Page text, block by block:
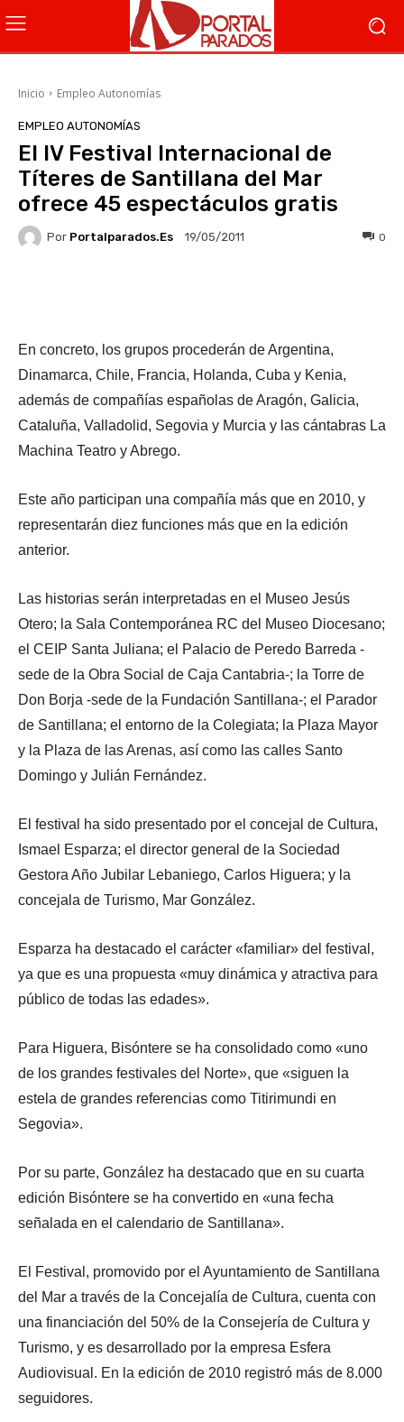
Inicio Empleo Autonomías
EMPLEO AUTONOMÍAS
El IV Festival Internacional de
Títeres de Santillana del Mar
ofrece 45 espectáculos gratis
Por Portalparados.es 19/05/2011 0
En concreto, los grupos procederán de Argentina,
Dinamarca, Chile, Francia, Holanda, Cuba y Kenia,
además de compañías españolas de Aragón, Galicia,
Cataluña, Valladolid, Segovia y Murcia y las cántabras La
Machina Teatro y Abrego.
Este año participan una compañía más que en 2010, y
representarán diez funciones más que en la edición
anterior.
Las historias serán interpretadas en el Museo Jesús
Otero; la Sala Contemporánea RC del Museo Diocesano;
el CEIP Santa Juliana; el Palacio de Peredo Barreda -
sede de la Obra Social de Caja Cantabria-; la Torre de
Don Borja -sede de la Fundación Santillana-; el Parador
de Santillana; el entorno de la Colegiata; la Plaza Mayor
y la Plaza de las Arenas, así como las calles Santo
Domingo y Julián Fernández.
El festival ha sido presentado por el concejal de Cultura,
Ismael Esparza; el director general de la Sociedad
Gestora Año Jubilar Lebaniego, Carlos Higuera; y la
concejala de Turismo, Mar González.
Esparza ha destacado el carácter «familiar» del festival,
ya que es una propuesta «muy dinámica y atractiva para
público de todas las edades».
Para Higuera, Bisóntere se ha consolidado como «uno
de los grandes festivales del Norte», que «siguen la
estela de grandes referencias como Titirimundi en
Segovia».
Por su parte, González ha destacado que en su cuarta
edición Bisóntere se ha convertido en «una fecha
señalada en el calendario de Santillana».
El Festival, promovido por el Ayuntamiento de Santillana
del Mar a través de la Concejalía de Cultura, cuenta con
una financiación del 50% de la Consejería de Cultura y
Turismo, y es desarrollado por la empresa Esfera
Audiovisual. En la edición de 2010 registró más de 8.000
seguidores.